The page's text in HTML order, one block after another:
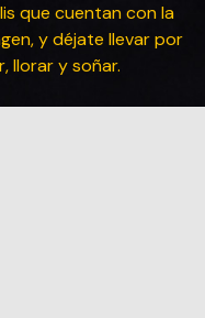
que cuentan conla
y déjate llevar por
llorar y soñar.